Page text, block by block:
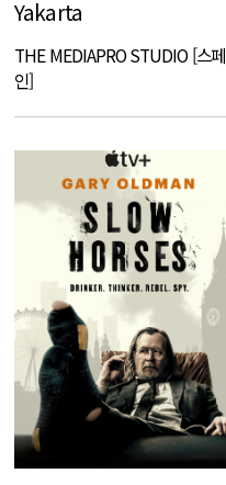
Yakarta
THE MEDIAPRO STUDIO [스페
인]